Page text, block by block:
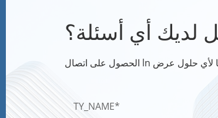
لديك أي أسئلة؟